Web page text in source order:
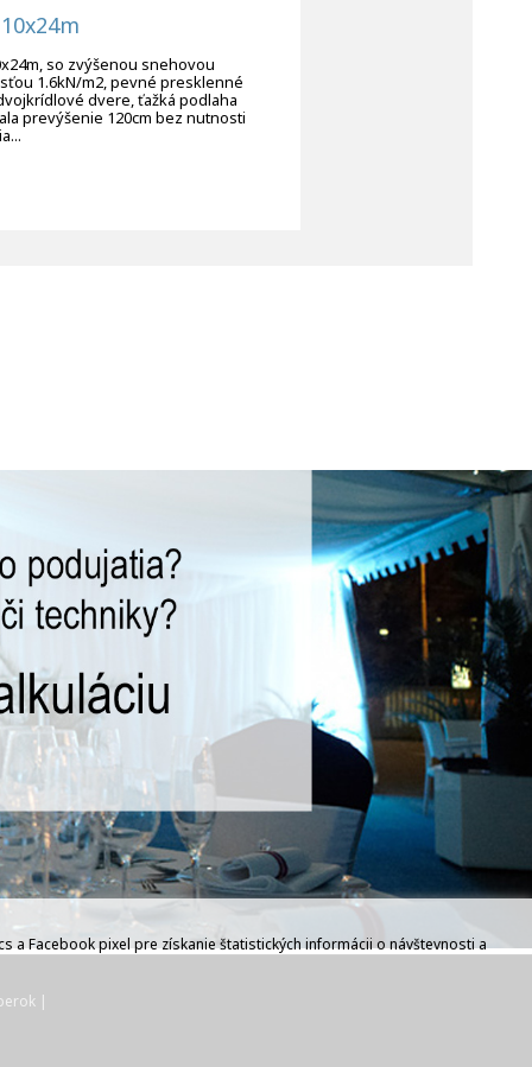
so zvýšenou snehovou
1.6kN/m2, pevné presklenné
dvere, ťažká podlaha
prevýšenie 120cm bez nutnosti
|
a Facebook pixel pre získanie štatistických informácii o návštevnosti a